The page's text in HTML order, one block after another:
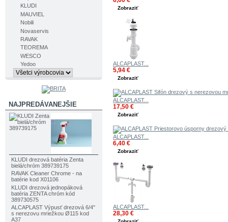
KLUDI
MAUVIEL
Nobili
Novaservis
RAVAK
TEOREMA
WESCO
Yedoo
NAJPREDÁVANEJŠIE
KLUDI drezová batéria Zenta
bielá/chróm 389739175
RAVAK Cleaner Chrome - na
batérie kod X01106
KLUDI drezová jednopáková
batéria ZENTA chróm kód
389730575
ALCAPLAST Výpusť drezová 6/4"
s nerezovu mriežkou Ø115 kod
A37
Zobraziť
ALCAPLAST...
5,94 €
Zobraziť
ALCAPLAST...
17,50 €
Zobraziť
ALCAPLAST...
6,40 €
Zobraziť
ALCAPLAST...
28,30 €